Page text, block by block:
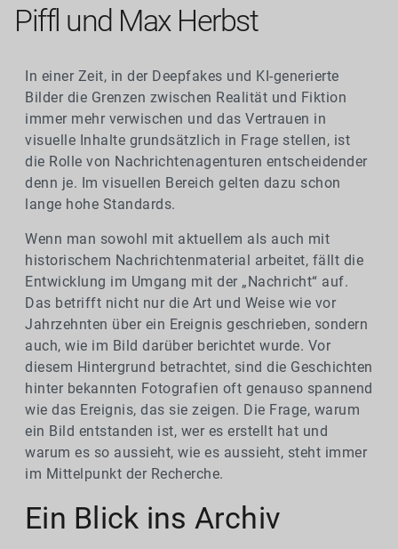
Piffl und Max Herbst
In einer Zeit, in der Deepfakes und KI-generierte
Bilder die Grenzen zwischen Realität und Fiktion
immer mehr verwischen und das Vertrauen in
visuelle Inhalte grundsätzlich in Frage stellen, ist
die Rolle von Nachrichtenagenturen entscheidender
denn je. Im visuellen Bereich gelten dazu schon
lange hohe Standards.
Wenn man sowohl mit aktuellem als auch mit
historischem Nachrichtenmaterial arbeitet, fällt die
Entwicklung im Umgang mit der „Nachricht“ auf.
Das betrifft nicht nur die Art und Weise wie vor
Jahrzehnten über ein Ereignis geschrieben, sondern
auch, wie im Bild darüber berichtet wurde. Vor
diesem Hintergrund betrachtet, sind die Geschichten
hinter bekannten Fotografien oft genauso spannend
wie das Ereignis, das sie zeigen. Die Frage, warum
ein Bild entstanden ist, wer es erstellt hat und
warum es so aussieht, wie es aussieht, steht immer
im Mittelpunkt der Recherche.
Ein Blick ins Archiv